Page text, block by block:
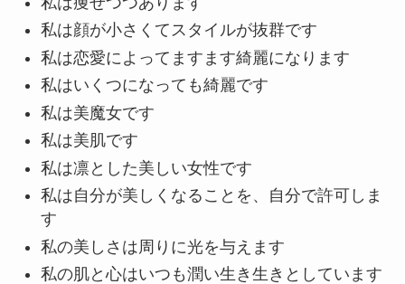
私は顔が小さくてスタイルが抜群です
私は恋愛によってますます綺麗になります
私はいくつになっても綺麗です
私は美魔女です
私は美肌です
私は凛とした美しい女性です
私は自分が美しくなることを、自分で許可しま
す
私の美しさは周りに光を与えます
私の肌と心はいつも潤い生き生きとしています